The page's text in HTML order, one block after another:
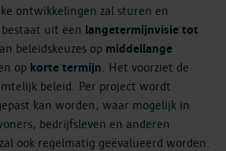
ontwikkelingen zal sturen en
uit een langetermijnvisie tot
beleidskeuzes op middellange
op korte termijn . Het voorziet de
beleid. Per project wordt
kan worden, waar mogelijk in
bedrijfsleven en anderen
ook regelmatig geëvalueerd worden.